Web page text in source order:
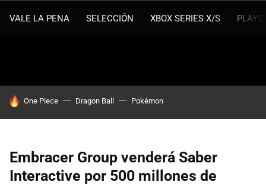
VALE LA PENA SELECCIÓN XBOX SERIES X/S
HOY SE HABLA DE
One Piece Dragon Ball Pokémon
Embracer Group venderá Saber
Interactive por 500 millones de